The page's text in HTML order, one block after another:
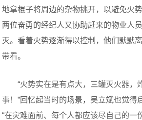
地拿棍子将周边的杂物挑开，以避免火
两位奋勇的经纪人又协助赶来的物业人
灭。看着火势逐渐得以控制，他们默默
带看。
“火势实在是有点大，三罐灭火器，
事！”回忆起当时的场景，吴立斌也觉得
“在灾难面前、每个人都应该尽自己的一